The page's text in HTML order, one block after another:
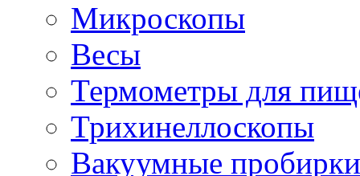
Микроскопы
Весы
Термометры для
Трихинеллоскопы
Вакуумные пробирки